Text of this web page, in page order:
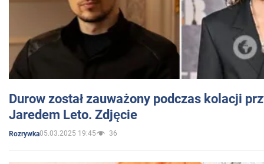
Durow został zauważony podczas kolacji
Jaredem Leto. Zdjęcie
Rozrywka05.03.2025 19:45 36